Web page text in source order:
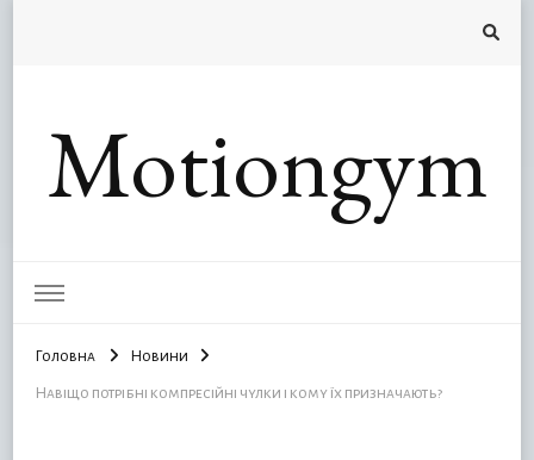
Motiongym
Головна Новини
Навіщо потрібні компресійні чулки і кому їх призначають?